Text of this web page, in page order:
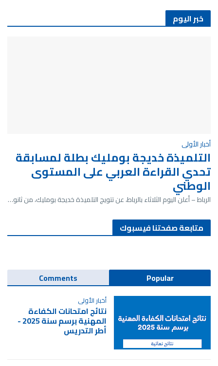
خبر اليوم
أخبار الأولى
التلميذة خديجة بومليك بطلة لمسابقة
تحدي القراءة العربي على المستوى
الوطني
الرباط – أعلن اليوم الثلاثاء بالرباط، عن تتويج التلميذة خديجة بومليك، من ثانو…
متابعة صفحتنا فيسبوك
Popular
Comments
أخبار الأولى
نتائج امتحانات الكفاءة
المهنية برسم سنة 2025 -
أطر التدريس